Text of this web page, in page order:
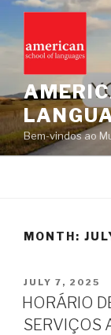
Skip
content
Bem-vindos ao
MONTH:
POSTED
ON
JULY 7, 2025
HORÁRIO
SERVIÇOS